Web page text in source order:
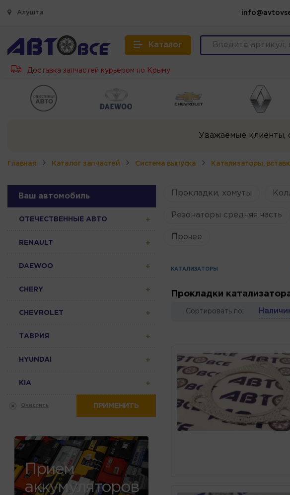
Алушта
Каталог
Доставка запчастей курьером по Крыму
Уважаемые клиенты,
Главная Каталог запчастей Система выпуска Катализаторы,
Ваш автомобиль
ОТЕЧЕСТВЕННЫЕ АВТО
RENAULT
DAEWOO
CHERY
CHEVROLET
ТАВРИЯ
HYUNDAI
KIA
Очистить ПРИМЕНИТЬ
Прием
аккумуляторов
Прокладки, хомуты
Резонаторы средняя часть
Прочее
КАТАЛИЗАТОРЫ
Прокладки
Сортировать по: